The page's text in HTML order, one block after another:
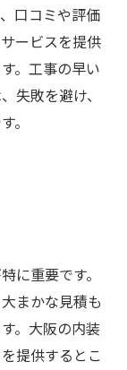
口コミや評価
ービスを提供
。工事の早い
失敗を避け、
。
に重要です。
まかな見積も
。大阪の内装
提供するとこ